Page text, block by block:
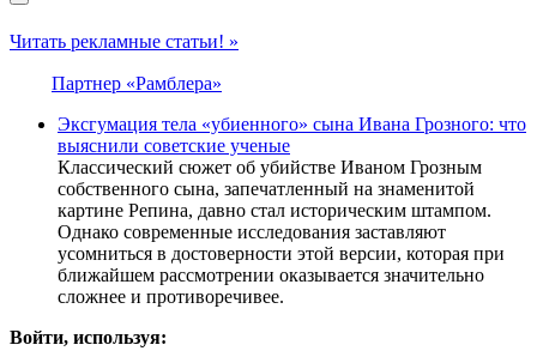
Читать рекламные статьи! »
Партнер «Рамблера»
Эксгумация тела «убиенного» сына Ивана Грозного: что
выяснили советские ученые
Классический сюжет об убийстве Иваном Грозным
собственного сына, запечатленный на знаменитой
картине Репина, давно стал историческим штампом.
Однако современные исследования заставляют
усомниться в достоверности этой версии, которая при
ближайшем рассмотрении оказывается значительно
сложнее и противоречивее.
Войти, используя: